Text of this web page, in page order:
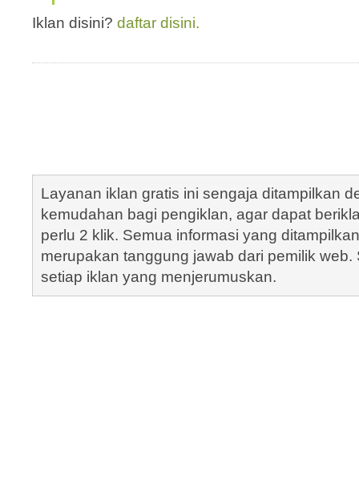
Iklan disini? daftar disini.
Layanan iklan gratis ini sengaja ditampilkan
kemudahan bagi pengiklan, agar dapat
perlu 2 klik. Semua informasi yang
merupakan tanggung jawab dari pemilik
setiap iklan yang menjerumuskan.